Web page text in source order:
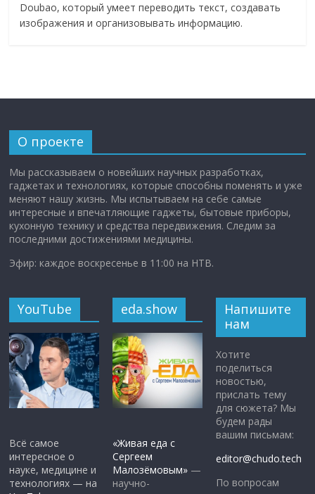
Doubao, который умеет переводить текст, создавать
изображения и организовывать информацию.
О проекте
Мы рассказываем о новейших научных разработках,
гаджетах и технологиях, которые способны поменять и уже
меняют нашу жизнь. Мы испытываем на себе самые
интересные и впечатляющие гаджеты, бытовые приборы,
кухонную технику и средства передвижения. Следим за
последними достижениями медицины.
Эфир: каждое воскресенье в 11:00 на НТВ.
YouTube
Всё самое
интересное о
науке, медицине и
технологиях — на
eda.show
«Живая еда с
Сергеем
Малозёмовым» —
научно-
Напишите
нам
Хотите
поделиться
новостью,
прислать тему
для сюжета? Мы
будем рады
вашим письмам:
editor@chudo.tech
По вопросам